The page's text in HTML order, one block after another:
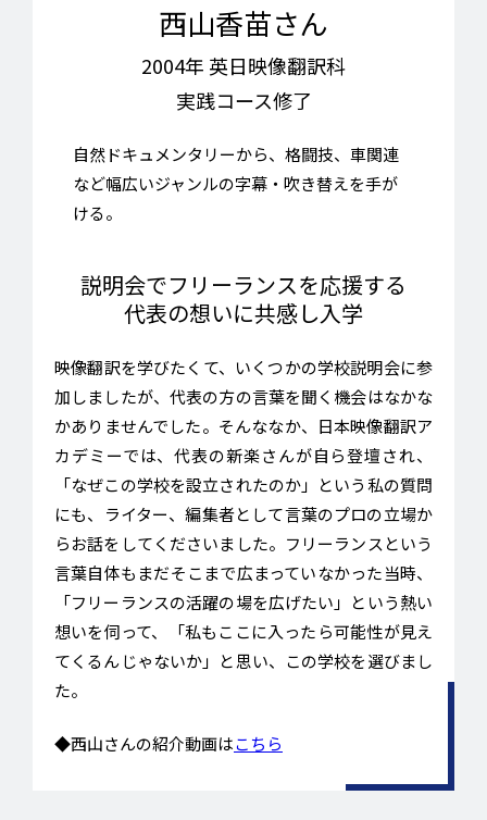
西山香苗さん
2004年 英日映像翻訳科
実践コース修了
自然ドキュメンタリーから、格闘技、車関連
など幅広いジャンルの字幕・吹き替えを手が
ける。
説明会でフリーランスを応援する
代表の想いに共感し入学
映像翻訳を学びたくて、いくつかの学校説明会に参
加しましたが、代表の方の言葉を聞く機会はなかな
かありませんでした。そんななか、日本映像翻訳ア
カデミーでは、代表の新楽さんが自ら登壇され、
「なぜこの学校を設立されたのか」という私の質問
にも、ライター、編集者として言葉のプロの立場か
らお話をしてくださいました。フリーランスという
言葉自体もまだそこまで広まっていなかった当時、
「フリーランスの活躍の場を広げたい」という熱い
想いを伺って、「私もここに入ったら可能性が見え
てくるんじゃないか」と思い、この学校を選びまし
た。
◆西山さんの紹介動画はこちら